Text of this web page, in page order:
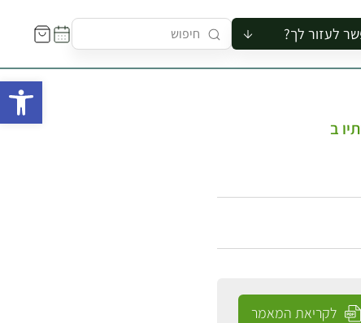
לעזור לך?
לקבוצה
ב
לקריאת המאמר